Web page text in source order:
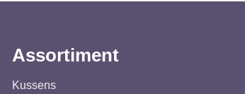
Assortiment
Kussens